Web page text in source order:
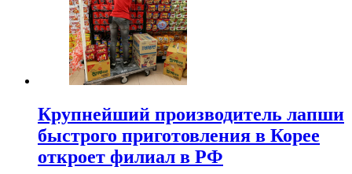
Крупнейший производитель лапши
быстрого приготовления в Корее
откроет филиал в РФ